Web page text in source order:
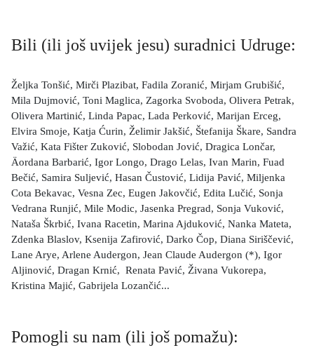
Bili (ili još uvijek jesu) suradnici Udruge:
Željka Tonšić, Mirči Plazibat, Fadila Zoranić, Mirjam Grubišić,
Mila Dujmović, Toni Maglica, Zagorka Svoboda, Olivera Petrak,
Olivera Martinić, Linda Papac, Lada Perković, Marijan Erceg,
Elvira Smoje, Katja Ćurin, Želimir Jakšić, Štefanija Škare, Sandra
Važić, Kata Fišter Zuković, Slobodan Jović, Dragica Lončar,
Äordana Barbarić, Igor Longo, Drago Lelas, Ivan Marin, Fuad
Bečić, Samira Suljević, Hasan Čustović, Lidija Pavić, Miljenka
Cota Bekavac, Vesna Zec, Eugen Jakovčić, Edita Lučić, Sonja
Vedrana Runjić, Mile Modic, Jasenka Pregrad, Sonja Vuković,
Nataša Škrbić, Ivana Racetin, Marina Ajduković, Nanka Mateta,
Zdenka Blaslov, Ksenija Zafirović, Darko Čop, Diana Siriščević,
Lane Arye, Arlene Audergon, Jean Claude Audergon (*), Igor
Aljinović, Dragan Krnić, Renata Pavić, Živana Vukorepa,
Kristina Majić, Gabrijela Lozančić...
Pomogli su nam (ili još pomažu):